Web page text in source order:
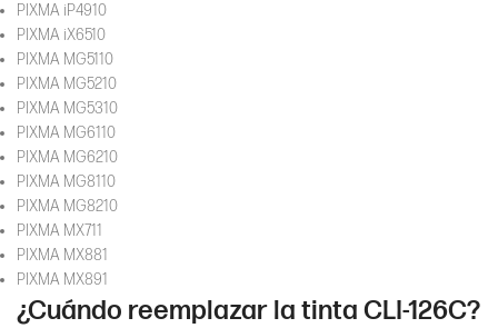
PIXMA iP4910
PIXMA iX6510
PIXMA MG5110
PIXMA MG5210
PIXMA MG5310
PIXMA MG6110
PIXMA MG6210
PIXMA MG8110
PIXMA MG8210
PIXMA MX711
PIXMA MX881
PIXMA MX891
¿Cuándo reemplazar la tinta CLI-126C?